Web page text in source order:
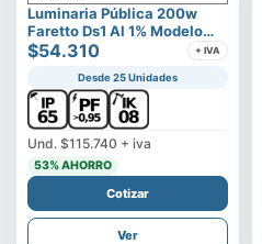
Luminaria Pública 200w
Faretto Ds1 Al 1% Modelo
Calisto
$54.310 + IVA
Desde 25 Unidades
Und. $115.740 + iva
53% AHORRO
Cotizar
Ver